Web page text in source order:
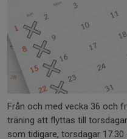
Från och med vecka 36 och
träning att flyttas till
som tidigare, torsdagar